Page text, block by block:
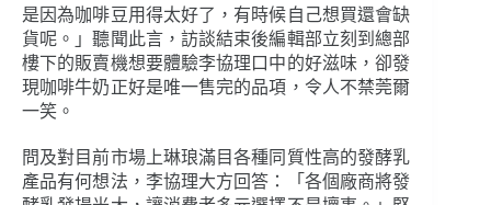
是因為咖啡豆用得太好了，有時候自己想買還會缺
貨呢。」聽聞此言，訪談結束後編輯部立刻到總部
樓下的販賣機想要體驗李協理口中的好滋味，卻發
現咖啡牛奶正好是唯一售完的品項，令人不禁莞爾
一笑。
問及對目前市場上琳琅滿目各種同質性高的發酵乳
產品有何想法，李協理大方回答：「各個廠商將發